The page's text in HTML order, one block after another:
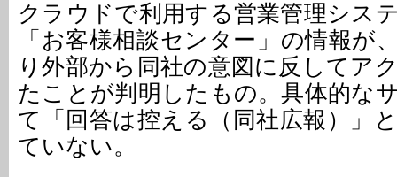
クラウドで利用する営業管理シス
「お客様相談センター」の情報が
り外部から同社の意図に反してア
たことが判明したもの。具体的な
て「回答は控える（同社広報）」
ていない。